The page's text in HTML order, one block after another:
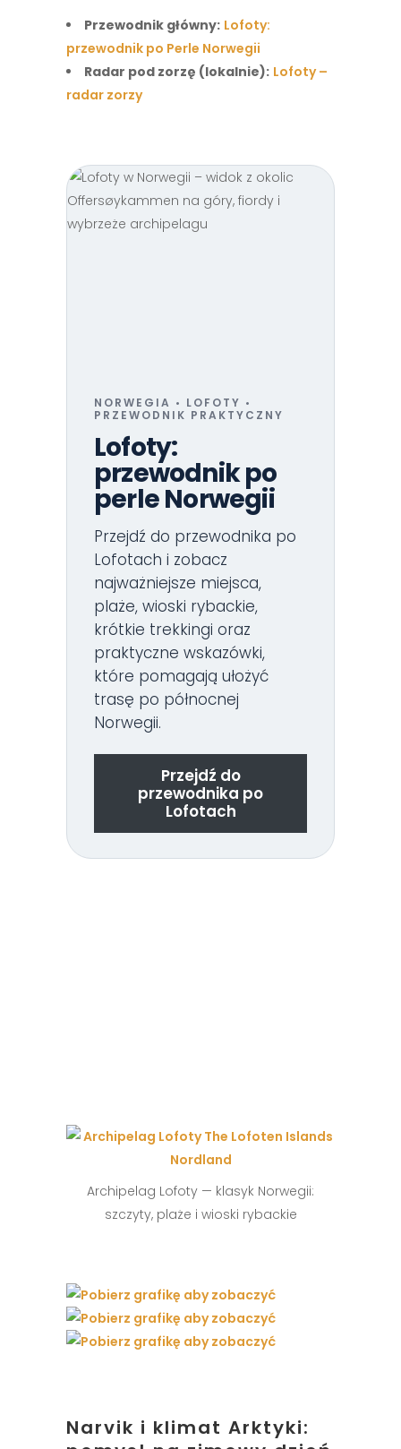
Przewodnik główny: Lofoty:
przewodnik po Perle Norwegii
Radar pod zorzę (lokalnie): Lofoty –
radar zorzy
NORWEGIA • LOFOTY •
PRZEWODNIK PRAKTYCZNY
Lofoty:
przewodnik po
perle Norwegii
Przejdź do przewodnika po
Lofotach i zobacz
najważniejsze miejsca,
plaże, wioski rybackie,
krótkie trekkingi oraz
praktyczne wskazówki,
które pomagają ułożyć
trasę po północnej
Norwegii.
Przejdź do
przewodnika po
Lofotach
Archipelag Lofoty — klasyk Norwegii:
szczyty, plaże i wioski rybackie
Narvik i klimat Arktyki: